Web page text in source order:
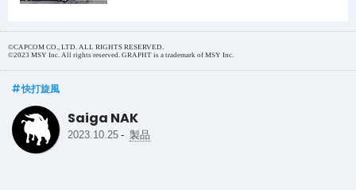
©CAPCOM CO., LTD. ALL RIGHTS RESERVED.
©2023 MSY Inc. All rights reserved. GRAPHT is a trademark of MSY Inc.
快打旋風
Saiga NAK
2023.10.25 - 製品